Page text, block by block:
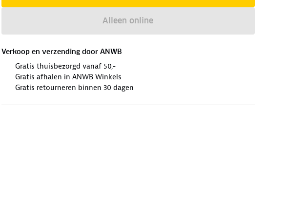
Alleen online
Verkoop en verzending door ANWB
Gratis thuisbezorgd vanaf 50,-
Gratis afhalen in ANWB Winkels
Gratis retourneren binnen 30 dagen